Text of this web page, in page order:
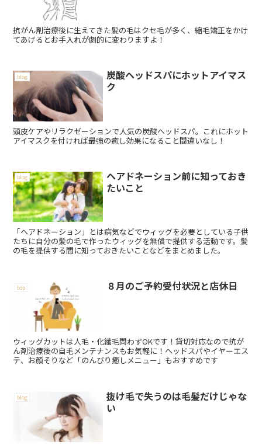
抗がん剤治療後に生えてきた髪の毛はクセ毛が多く、縮毛矯正をかけ
てあげるとお手入れが劇的に変わりますよ！
blog
炭酸ヘッドスパにホットアイマス
ク
頭皮ケアやリラクゼーションで人気の炭酸ヘッドスパ。これにホット
アイマスクを付ければ最強の癒し効果になること間違いなし！
blog
ヘアドネーション前に知っておき
たいこと
「ヘアドネーション」とは病気などでウィッグを必要としている子供
たちに自分の髪の毛で作ったウィッグを無償で提供する活動です。髪
の毛を提供する間に知っておきたいことなどをまとめました。
top ８月のご予約受付状況と店休日
ウィッグカットは人毛・化繊毛問わずOKです！貸切対応なので抗が
ん剤治療後の自毛メンテナンスもお気軽に！ヘッドスパやイヤーエス
テ、お顔そりなど「のんびり癒しメニュー」もおすすめです
blog
抜け毛で失うのは毛髪だけじゃな
い